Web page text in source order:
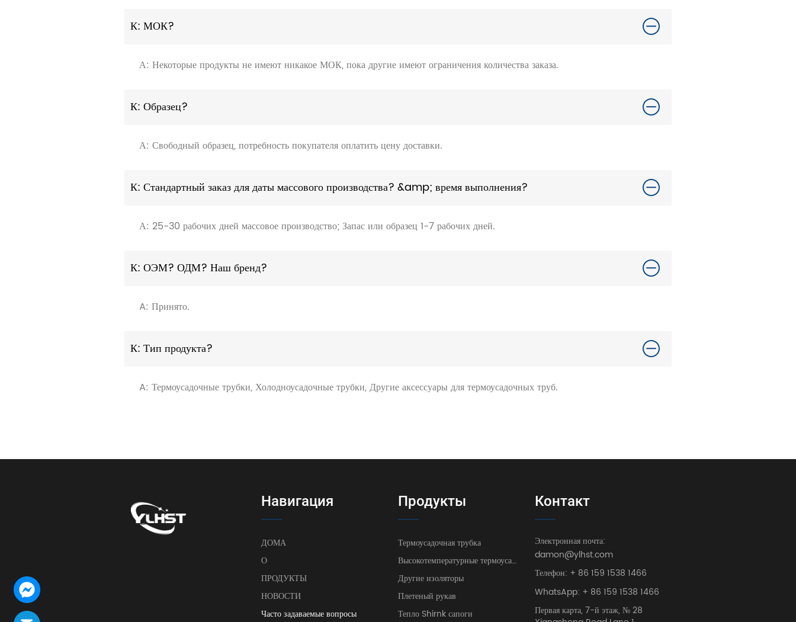
К: МОК?
А: Некоторые продукты не имеют никакое МОК, пока другие имеют ограничения количества заказа.
К: Образец?
А: Свободный образец, потребность покупателя оплатить цену доставки.
К: Стандартный заказ для даты массового производства? &amp; время выполнения?
А: 25-30 рабочих дней массовое производство; Запас или образец 1-7 рабочих дней.
К: ОЭМ? ОДМ? Наш бренд?
A: Принято.
К: Тип продукта?
A: Термоусадочные трубки, Холодноусадочные трубки, Другие аксессуары для термоусадочных труб.
Навигация
ДОМА
О
ПРОДУКТЫ
НОВОСТИ
Часто задаваемые вопросы
Продукты
Термоусадочная трубка
Высокотемпературные термоусадочные трубки
Другие изоляторы
Плетеный рукав
Тепло Shirnk сапоги
Контакт
Электронная почта:
damon@ylhst.com
Телефон: + 86 159 1538 1466
WhatsApp: + 86 159 1538 1466
Первая карта, 7-й этаж, № 28